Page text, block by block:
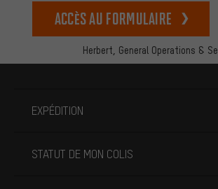
Herbert, General Operations &
Accès au formulaire
EXPÉDITION
STATUT DE MON COLIS